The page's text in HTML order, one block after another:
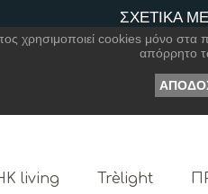
living Trèlight
ΣΧΕΤΙΚΑ
χρησιμοποιεί cookies μόνο
απόρρητο